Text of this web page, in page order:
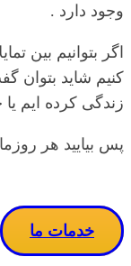
وجود دارد .
اگر بتوانیم بین
کنیم شاید بتوان
زندگی کرده ایم
پس بیایید هر
خدمات ما